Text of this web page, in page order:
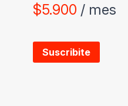
$5.900 / mes
Suscribite